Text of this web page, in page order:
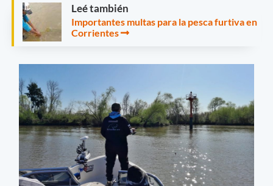
Leé también
Importantes multas para la pesca furtiva en
Corrientes